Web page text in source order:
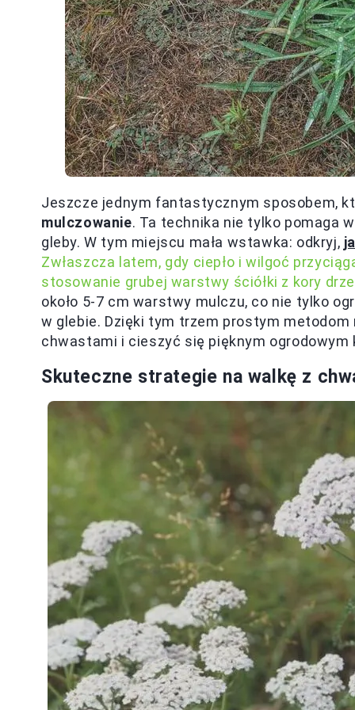
Jeszcze jednym fantastycznym sposobem,
mulczowanie. Ta technika nie tylko pomaga
gleby. W tym miejscu mała wstawka: odkryj,
Zwłaszcza latem, gdy ciepło i wilgoć
stosowanie grubej warstwy ściółki z kory
około 5-7 cm warstwy mulczu, co nie tylko
w glebie. Dzięki tym trzem prostym
chwastami i cieszyć się pięknym ogrodowym
Skuteczne strategie na walkę z